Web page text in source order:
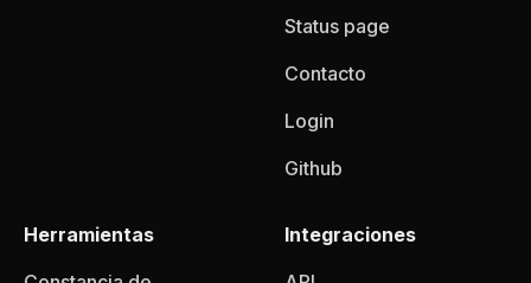
Status page
Contacto
Login
Github
Herramientas
Integraciones